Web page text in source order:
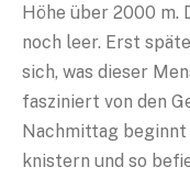
Höhe über 2000 m.
noch leer. Erst
sich, was dieser
fasziniert von den
Nachmittag
knistern und so